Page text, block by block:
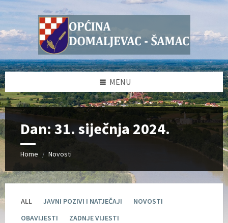
Skip
to
Skip
to
sidebar
Skip
to
sidebar
Skip
to
MENU
Dan: 31. siječnja 2024.
Home / Novosti
ALL JAVNI POZIVI I NATJEČAJI
NOVOSTI
OBAVIJESTI
ZADNJE VIJESTI